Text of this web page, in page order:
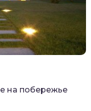
на побережье